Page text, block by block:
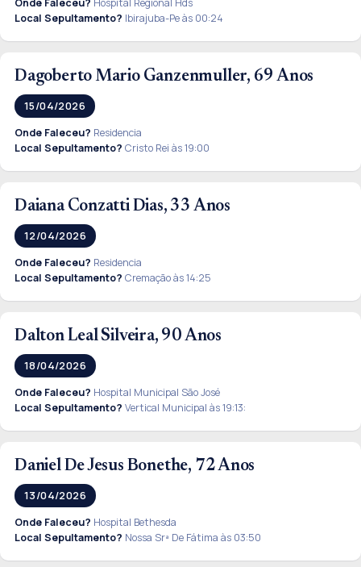
Local Sepultamento? Ibirajuba-Pe às 00:24
Dagoberto Mario Ganzenmuller, 69 Anos
15/04/2026
Onde Faleceu? Residencia
Local Sepultamento? Cristo Rei às 19:00
Daiana Conzatti Dias, 33 Anos
12/04/2026
Onde Faleceu? Residencia
Local Sepultamento? Cremação às 14:25
Dalton Leal Silveira, 90 Anos
18/04/2026
Onde Faleceu? Hospital Municipal São José
Local Sepultamento? Vertical Municipal às 19:13:
Daniel De Jesus Bonethe, 72 Anos
13/04/2026
Onde Faleceu? Hospital Bethesda
Local Sepultamento? Nossa Srª De Fátima às 03:50